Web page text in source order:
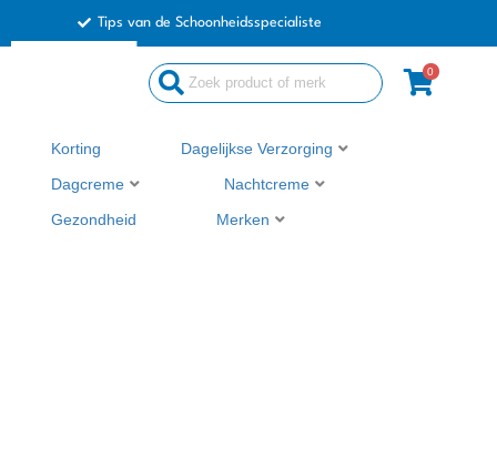
Tips van de Schoonheidsspecialiste
Search
...
0
Korting Dagelijkse Verzorging
Dagcreme Nachtcreme
Gezondheid Merken